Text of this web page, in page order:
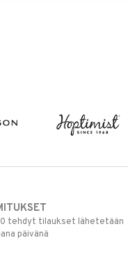
tehdyt tilaukset lähetetään
päivänä